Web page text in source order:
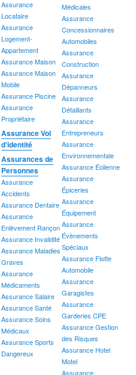
Médicales
Assurance
Concessionnaires
Automobiles
Assurance
Construction
Assurance
Dépanneurs
Assurance
Détaillants
Assurance
Entrepreneurs
Assurance
Environnementale
Assurance Éolienne
Assurance
Épiceries
Assurance
Équipement
Assurance
Évènements
Spéciaux
Assurance Flotte
Automobile
Assurance
Garagistes
Assurance
Garderies CPE
Assurance Gestion
des Risques
Assurance Hotel
Motel
Assurance
Assurance
Locataire
Assurance
Logement-
Appartement
Assurance Maison
Assurance Maison
Mobile
Assurance Piscine
Assurance
Propriétaire
Assurance Vol
d'identité
Assurances de
Personnes
Assurance
Accidents
Assurance Dentaire
Assurance
Enlèvement Rançon
Assurance Invalidité
Assurance Maladies
Graves
Assurance
Médicaments
Assurance Salaire
Assurance Santé
Assurance Soins
Médicaux
Assurance Sports
Dangereux